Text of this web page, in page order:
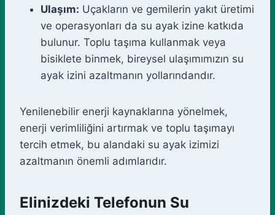
Ulaşım: Uçakların ve gemilerin yakıt üretimi
ve operasyonları da su ayak izine katkıda
bulunur. Toplu taşıma kullanmak veya
bisiklete binmek, bireysel ulaşımımızın su
ayak izini azaltmanın yollarındandır.
Yenilenebilir enerji kaynaklarına yönelmek,
enerji verimliliğini artırmak ve toplu taşımayı
tercih etmek, bu alandaki su ayak izimizi
azaltmanın önemli adımlarıdır.
Elinizdeki Telefonun Su